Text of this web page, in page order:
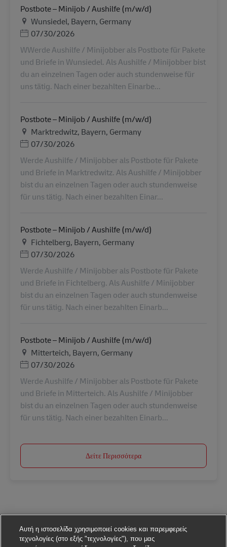
Postbote – Minijob / Aushilfe (m/w/d)
Τοποθεσία
Wunsiedel, Bayern, Germany
Ημερομηνία Ανάρτησης
07/30/2026
WWerde Aushilfe / Minijobber als Postbote für Pakete
und Briefe in Wunsiedel. Als Aushilfe / Minijobber bist
du an einzelnen Tagen oder auch stundenweise für
uns tätig. Nach einer bezahlten Einarbe...
Postbote – Minijob / Aushilfe (m/w/d)
Τοποθεσία
Marktredwitz, Bayern, Germany
Ημερομηνία Ανάρτησης
07/30/2026
Werde Aushilfe / Minijobber als Postbote für Pakete
und Briefe in Marktredwitz. Als Aushilfe / Minijobber
bist du an einzelnen Tagen oder auch stundenweise
für uns tätig. Nach einer bezahlten Einar...
Postbote – Minijob / Aushilfe (m/w/d)
Τοποθεσία
Fichtelberg, Bayern, Germany
Ημερομηνία Ανάρτησης
07/30/2026
Werde Aushilfe / Minijobber als Postbote für Pakete
und Briefe in Fichtelberg. Als Aushilfe / Minijobber
bist du an einzelnen Tagen oder auch stundenweise
für uns tätig. Nach einer bezahlten Einarb...
Postbote – Minijob / Aushilfe (m/w/d)
Τοποθεσία
Mitterteich, Bayern, Germany
Ημερομηνία Ανάρτησης
07/30/2026
Werde Aushilfe / Minijobber als Postbote für Pakete
und Briefe in Mitterteich. Als Aushilfe / Minijobber
bist du an einzelnen Tagen oder auch stundenweise
für uns tätig. Nach einer bezahlten Einarb...
Δείτε Περισσότερα
Αυτή η ιστοσελίδα χρησιμοποιεί cookies και παρεμφερείς
τεχνολογίες (στο εξής "τεχνολογίες"), που μας